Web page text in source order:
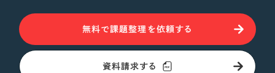
無料で課題整理を依頼する
資料請求する